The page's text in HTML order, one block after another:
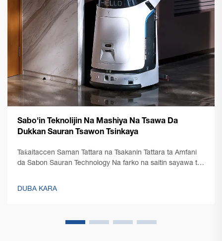
Sabo'in Teknolijin Na Mashiya Na Tsawa Da
Dukkan Sauran Tsawon Tsinkaya
Taƙaitaccen Saman Tattara na Tsakanin Tattara ta Amfani
da Sabon Sauran Technology Na farko na saitin sayawa ta
kullun ta hanyar fitowa na sabon teknolijin masin saitin
DUBA KARA